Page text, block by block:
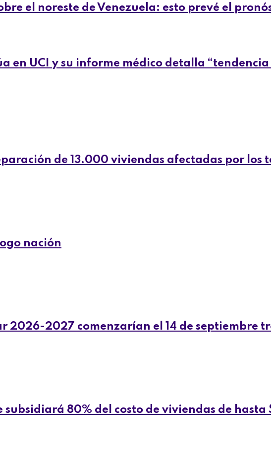
el noreste de Venezuela: esto prevé el
en UCI y su informe médico detalla
de 13.000 viviendas afectadas por los
nación
2026-2027 comenzarían el 14 de septiembre
80% del costo de viviendas de